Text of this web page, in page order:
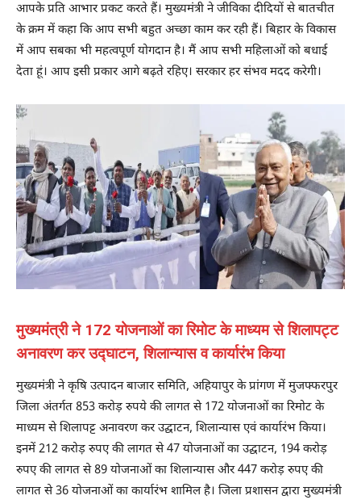
आपके प्रति आभार प्रकट करते हैं। मुख्यमंत्री ने जीविका दीदियों से बातचीत
के क्रम में कहा कि आप सभी बहुत अच्छा काम कर रही हैं। बिहार के विकास
में आप सबका भी महत्वपूर्ण योगदान है। मैं आप सभी महिलाओं को बधाई
देता हूं। आप इसी प्रकार आगे बढ़ते रहिए। सरकार हर संभव मदद करेगी।
मुख्यमंत्री ने 172 योजनाओं का रिमोट के माध्यम से शिलापट्ट
अनावरण कर उद्घाटन, शिलान्यास व कार्यारंभ किया
मुख्यमंत्री ने कृषि उत्पादन बाजार समिति, अहियापुर के प्रांगण में मुजफ्फरपुर
जिला अंतर्गत 853 करोड़ रुपये की लागत से 172 योजनाओं का रिमोट के
माध्यम से शिलापट्ट अनावरण कर उद्घाटन, शिलान्यास एवं कार्यारंभ किया।
इनमें 212 करोड़ रुपए की लागत से 47 योजनाओं का उ‌द्घाटन, 194 करोड़
रुपए की लागत से 89 योजनाओं का शिलान्यास और 447 करोड़ रुपए की
लागत से 36 योजनाओं का कार्यारंभ शामिल है। जिला प्रशासन द्वारा मुख्यमंत्री